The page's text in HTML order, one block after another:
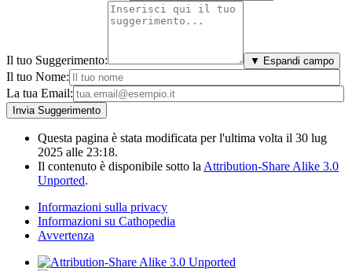
Il tuo Suggerimento: ▼ Espandi campo
Il tuo Nome:
La tua Email:
Questa pagina è stata modificata per l'ultima volta il 30 lug
2025 alle 23:18.
Il contenuto è disponibile sotto la Attribution-Share Alike 3.0
Unported.
Informazioni sulla privacy
Informazioni su Cathopedia
Avvertenza